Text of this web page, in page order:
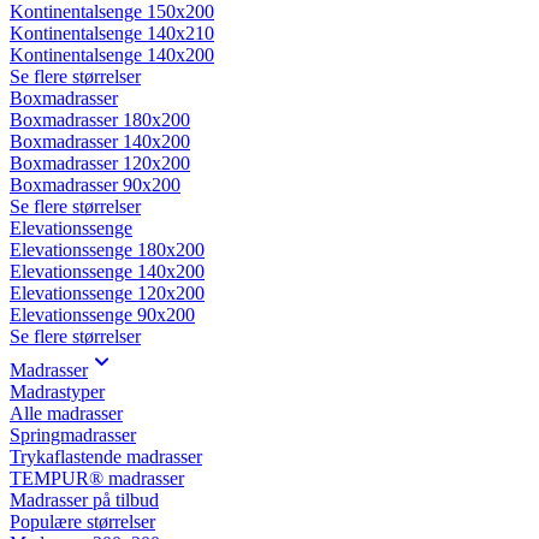
Kontinentalsenge 150x200
Kontinentalsenge 140x210
Kontinentalsenge 140x200
Se flere størrelser
Boxmadrasser
Boxmadrasser 180x200
Boxmadrasser 140x200
Boxmadrasser 120x200
Boxmadrasser 90x200
Se flere størrelser
Elevationssenge
Elevationssenge 180x200
Elevationssenge 140x200
Elevationssenge 120x200
Elevationssenge 90x200
Se flere størrelser
Madrasser
Madrastyper
Alle madrasser
Springmadrasser
Trykaflastende madrasser
TEMPUR® madrasser
Madrasser på tilbud
Populære størrelser